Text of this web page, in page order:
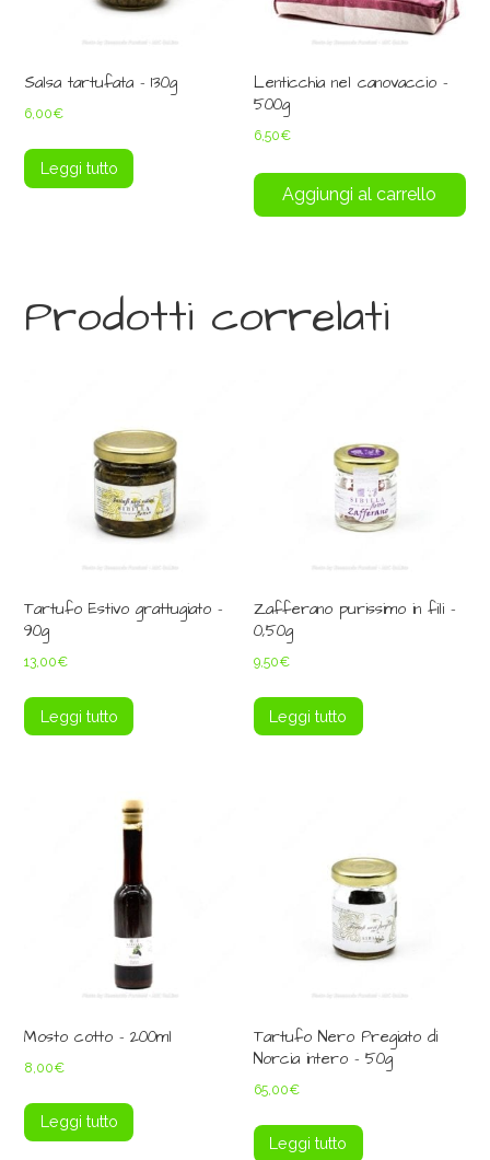
Salsa tartufata – 130g
6,00€
Leggi tutto
Lenticchia nel canovaccio –
500g
6,50€
Aggiungi al carrello
Prodotti correlati
Tartufo Estivo grattugiato –
90g
13,00€
Leggi tutto
Zafferano purissimo in fili –
0,50g
9,50€
Leggi tutto
Mosto cotto – 200ml
8,00€
Leggi tutto
Tartufo Nero Pregiato di
Norcia intero – 50g
65,00€
Leggi tutto